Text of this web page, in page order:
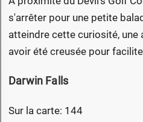
s'arrêter pour une petite
atteindre cette curiosité, une
avoir été creusée pour
Darwin Falls
Sur la carte: 144